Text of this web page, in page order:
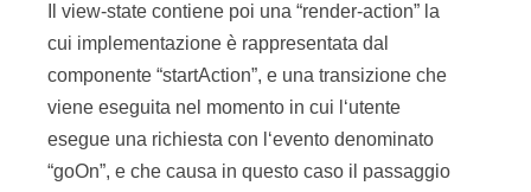
Il view-state contiene poi una “render-action” la
cui implementazione è rappresentata dal
componente “startAction”, e una transizione che
viene eseguita nel momento in cui l‘utente
esegue una richiesta con l‘evento denominato
“goOn”, e che causa in questo caso il passaggio